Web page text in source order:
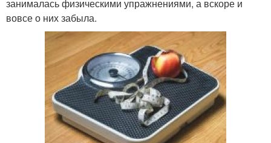
занималась физическими упражнениями, а вскоре и
вовсе о них забыла.